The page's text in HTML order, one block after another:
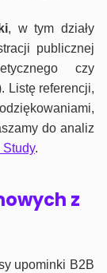
, w tym działy
publicznej
czy
Listę referencji,
do analiz
Study.
z
upominki B2B